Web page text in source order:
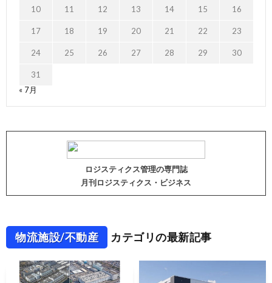
10 11 12 13 14 15 16
17 18 19 20 21 22 23
24 25 26 27 28 29 30
31
« 7月
ロジスティクス管理の専門誌
月刊ロジスティクス・ビジネス
物流施設/不動産 カテゴリの最新記事